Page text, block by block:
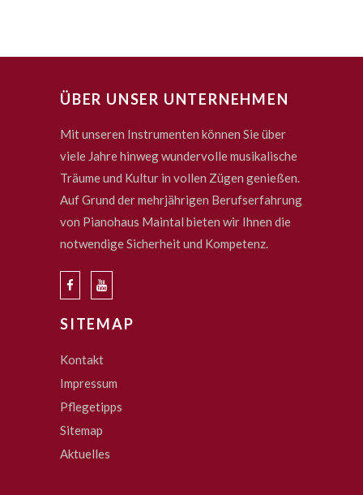
ÜBER UNSER UNTERNEHMEN
Mit unseren Instrumenten können Sie über
viele Jahre hinweg wundervolle musikalische
Träume und Kultur in vollen Zügen genießen.
Auf Grund der mehrjährigen Berufserfahrung
von Pianohaus Maintal bieten wir Ihnen die
notwendige Sicherheit und Kompetenz.
SITEMAP
Kontakt
Impressum
Pflegetipps
Sitemap
Aktuelles